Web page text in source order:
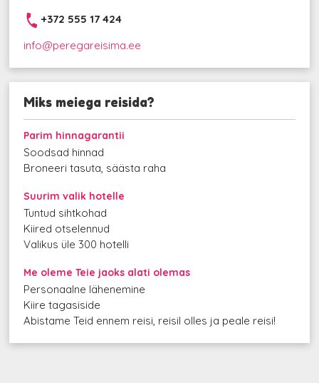
+372 555 17 424
info@peregareisima.ee
Miks meiega reisida?
Parim hinnagarantii
Soodsad hinnad
Broneeri tasuta, säästa raha
Suurim valik hotelle
Tuntud sihtkohad
Kiired otselennud
Valikus üle 300 hotelli
Me oleme Teie jaoks alati olemas
Personaalne lähenemine
Kiire tagasiside
Abistame Teid ennem reisi, reisil olles ja peale reisi!